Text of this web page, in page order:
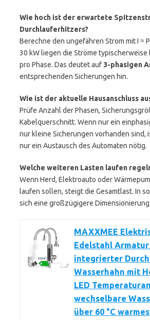
Wie hoch ist der erwartete
Durchlauferhitzers?
Berechne den ungefähren Strom mit I ≈ P
30 kW liegen die Ströme typischerweise
pro Phase. Das deutet auf 3-phasigen
entsprechenden Sicherungen hin.
Wie ist der aktuelle Hausanschluss
Prüfe Anzahl der Phasen,
Kabelquerschnitt. Wenn nur ein
nur kleine Sicherungen vorhanden sind,
nur ein Austausch des Automaten nötig.
Welche weiteren Lasten laufen
Wenn Herd, Elektroauto oder
laufen sollen, steigt die Gesamtlast. In
sich eine großzügigere
MAXXMEE
Edelstahl
integrierter
Wasserhahn mit
LED
wechselbare
über 60 °C